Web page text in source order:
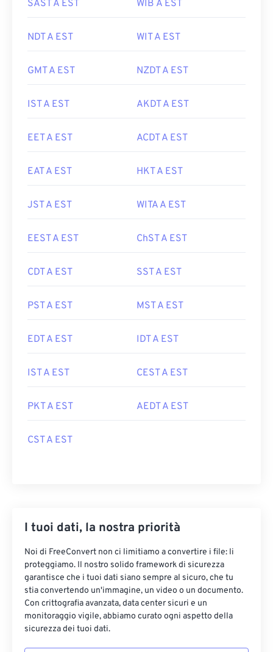
SAST A EST WIB A EST
NDT A EST WIT A EST
GMT A EST NZDT A EST
IST A EST AKDT A EST
EET A EST ACDT A EST
EAT A EST HKT A EST
JST A EST WITA A EST
EEST A EST ChST A EST
CDT A EST SST A EST
PST A EST MST A EST
EDT A EST IDT A EST
IST A EST CEST A EST
PKT A EST AEDT A EST
CST A EST
I tuoi dati, la nostra priorità
Noi di FreeConvert non ci limitiamo a convertire i file: li
proteggiamo. Il nostro solido framework di sicurezza
garantisce che i tuoi dati siano sempre al sicuro, che tu
stia convertendo un'immagine, un video o un documento.
Con crittografia avanzata, data center sicuri e un
monitoraggio vigile, abbiamo curato ogni aspetto della
sicurezza dei tuoi dati.